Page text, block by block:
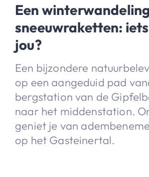
Een
sneeuwraketten:
jou?
Een bijzondere
op een aangeduid pad
bergstation van de
naar het middenstation.
geniet je van
op het Gasteinertal.